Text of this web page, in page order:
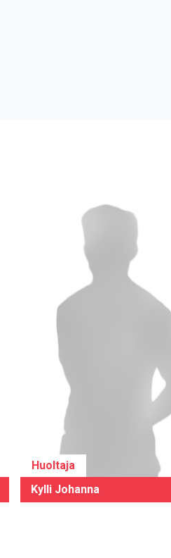
Huoltaja
Kylli Johanna